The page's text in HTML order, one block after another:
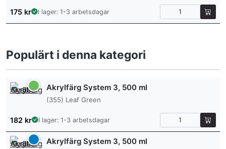
175 kr I lager: 1-3 arbetsdagar
Populärt i denna kategori
Akrylfärg System 3, 500 ml
(355) Leaf Green
182 kr I lager: 1-3 arbetsdagar
Akrylfärg System 3, 500 ml